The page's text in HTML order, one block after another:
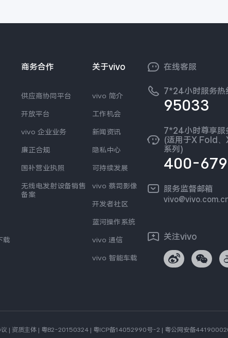
载
商务合作
供应商协同平台
开放平台
vivo 企业业务
廉正合规
国补营业执照
无线电发射设备销售
备案
关于vivo
vivo 简介
工作机会
新闻资讯
隐私中心
可持续发展
vivo 蔡司影像
开发者社区
蓝河操作系统
vivo 通信
vivo 智能车载
在线客服
7*24小时服务热
95033
7*24小时尊享服
(适用于X Fold
系列)
400-
服务监督邮箱
关注vivo
| 资质主体 | 粤B2-20150324 | 粤ICP备14052990号-2 | 粤公网安备